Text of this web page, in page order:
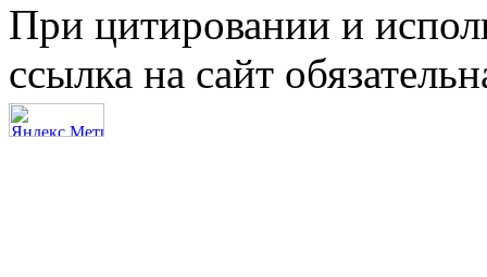
При цитировании и
ссылка на сайт